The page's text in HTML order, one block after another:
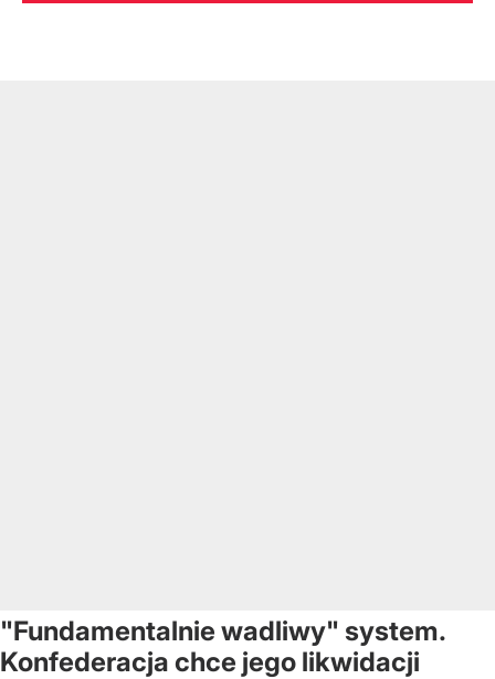
"Fundamentalnie wadliwy" system.
Konfederacja chce jego likwidacji